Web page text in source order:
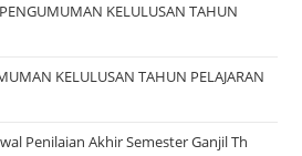
PENGUMUMAN KELULUSAN TAHUN
KELULUSAN TAHUN PELAJARAN
Penilaian Akhir Semester Ganjil Th